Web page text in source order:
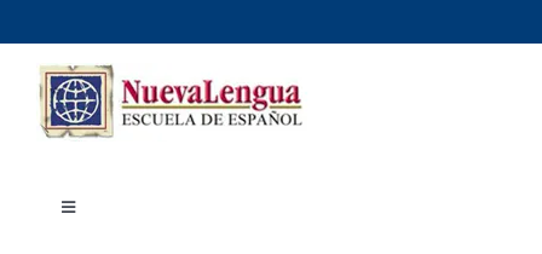
to
content
Toggle